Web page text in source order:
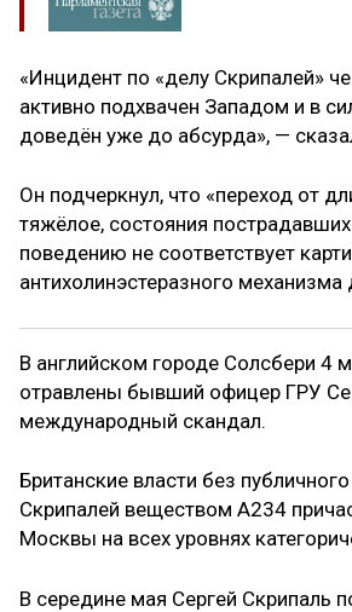
«Инцидент по «делу Скрипалей»
активно подхвачен Западом и в
доведён уже до абсурда», —
Он подчеркнул, что «переход от
тяжёлое, состояния
поведению не соответствует
антихолинэстеразного механизма
В английском городе Солсбери 4
отравлены бывший офицер ГРУ
международный скандал.
Британские власти без
Скрипалей веществом А234
Москвы на всех уровнях
В середине мая Сергей Скрипаль